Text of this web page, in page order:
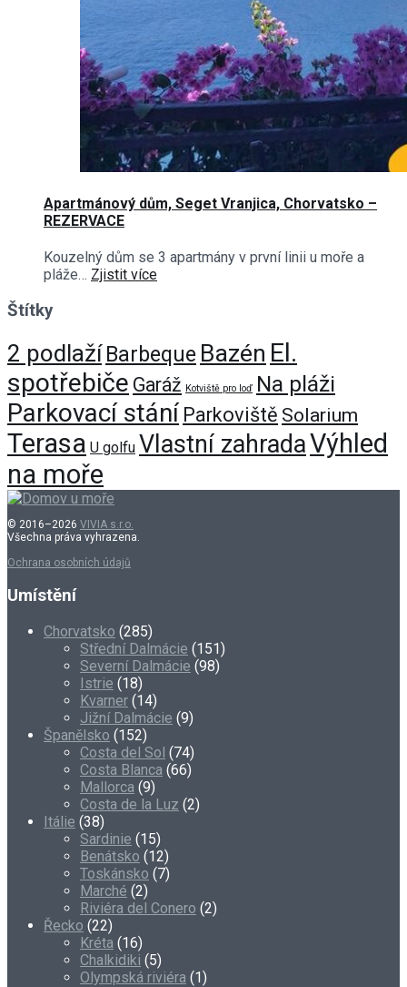
Apartmánový dům, Seget Vranjica, Chorvatsko –
REZERVACE
Kouzelný dům se 3 apartmány v první linii u moře a
pláže… Zjistit více
Štítky
2 podlaží Barbeque Bazén El.
spotřebiče Garáž Kotviště pro loď Na pláži
Parkovací stání Parkoviště Solarium
Terasa U golfu Vlastní zahradaVýhled
na moře
© 2016–2026 VIVIA s.r.o.
Všechna práva vyhrazena.
Ochrana osobních údajů
Umístění
Chorvatsko (285)
Střední Dalmácie (151)
Severní Dalmácie (98)
Istrie (18)
Kvarner (14)
Jižní Dalmácie (9)
Španělsko (152)
Costa del Sol (74)
Costa Blanca (66)
Mallorca (9)
Costa de la Luz (2)
Itálie (38)
Sardinie (15)
Benátsko (12)
Toskánsko (7)
Marché (2)
Riviéra del Conero (2)
Řecko (22)
Kréta (16)
Chalkidiki (5)
Olympská riviéra (1)